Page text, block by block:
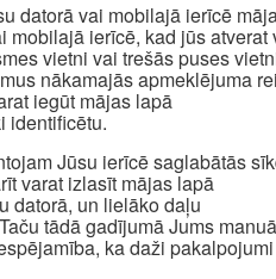
datorā vai mobilajā ierīcē
ierīcē, kad jūs atverat
vietni vai trešās puses
nākamajās apmeklējuma
iegūt mājas lapā
identificētu.
Jūsu ierīcē saglabātās
varat izlasīt mājas lapā
datorā, un lielāko daļu
tādā gadījumā Jums
ka daži